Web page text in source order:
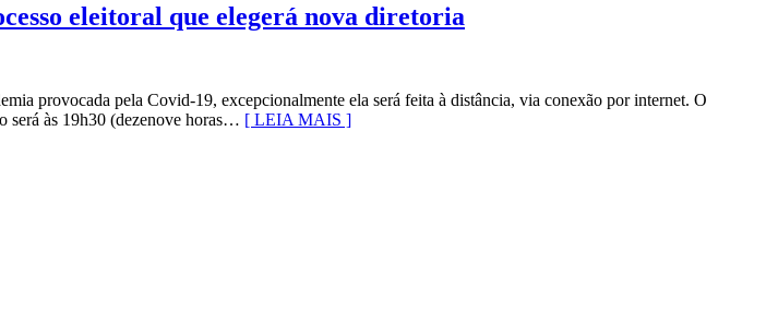
eleitoral que elegerá nova diretoria
provocada pela Covid-19, excepcionalmente ela será feita à distância, via conexão por internet. O
será às 19h30 (dezenove horas… [ LEIA MAIS ]